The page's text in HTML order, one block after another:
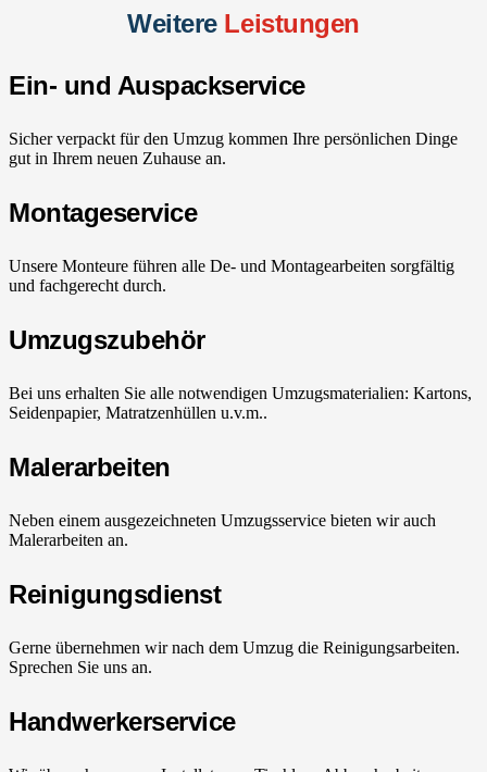
Weitere Leistungen
Ein- und Auspackservice
Sicher verpackt für den Umzug kommen Ihre persönlichen Dinge
gut in Ihrem neuen Zuhause an.
Montageservice
Unsere Monteure führen alle De- und Montagearbeiten sorgfältig
und fachgerecht durch.
Umzugszubehör
Bei uns erhalten Sie alle notwendigen Umzugsmaterialien: Kartons,
Seidenpapier, Matratzenhüllen u.v.m..
Malerarbeiten
Neben einem ausgezeichneten Umzugsservice bieten wir auch
Malerarbeiten an.
Reinigungsdienst
Gerne übernehmen wir nach dem Umzug die Reinigungsarbeiten.
Sprechen Sie uns an.
Handwerkerservice